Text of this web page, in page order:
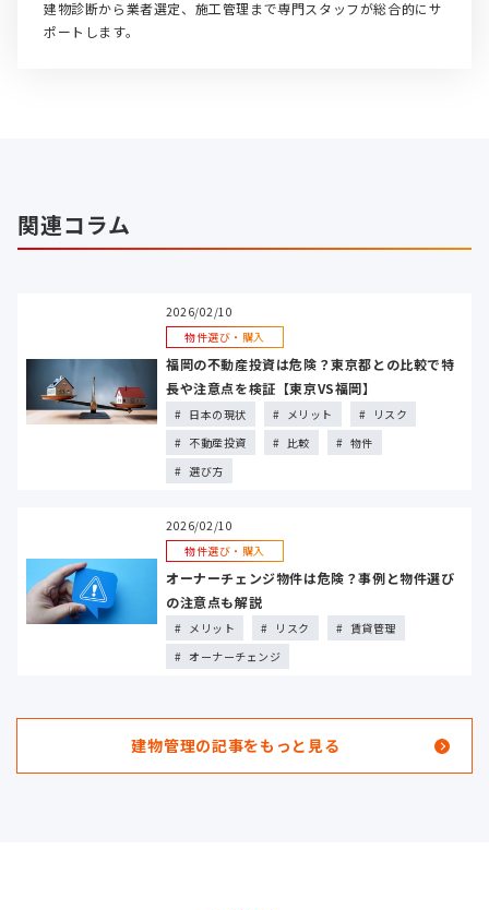
建物診断から業者選定、施工管理まで専門スタッフが総合的にサ
ポートします。
関連コラム
2026/02/10
物件選び・購入
福岡の不動産投資は危険？東京都との比較で特
長や注意点を検証【東京VS福岡】
日本の現状 メリット
リスク
不動産投資
比較
物件
選び方
2026/02/10
物件選び・購入
オーナーチェンジ物件は危険？事例と物件選び
の注意点も解説
メリット リスク
賃貸管理
オーナーチェンジ
建物管理の記事をもっと見る